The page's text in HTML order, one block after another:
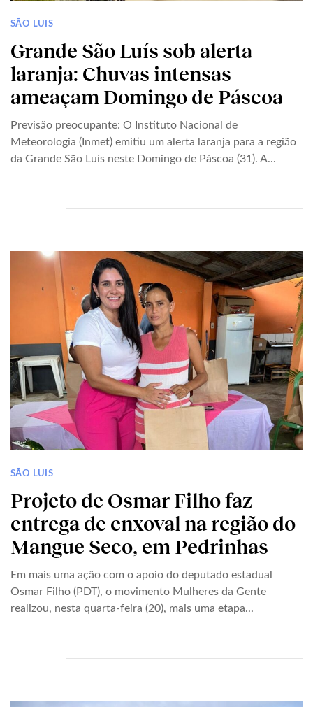
SÃO LUIS
Grande São Luís sob alerta
laranja: Chuvas intensas
ameaçam Domingo de Páscoa
Previsão preocupante: O Instituto Nacional de
Meteorologia (Inmet) emitiu um alerta laranja para a região
da Grande São Luís neste Domingo de Páscoa (31). A...
SÃO LUIS
Projeto de Osmar Filho faz
entrega de enxoval na região do
Mangue Seco, em Pedrinhas
Em mais uma ação com o apoio do deputado estadual
Osmar Filho (PDT), o movimento Mulheres da Gente
realizou, nesta quarta-feira (20), mais uma etapa...